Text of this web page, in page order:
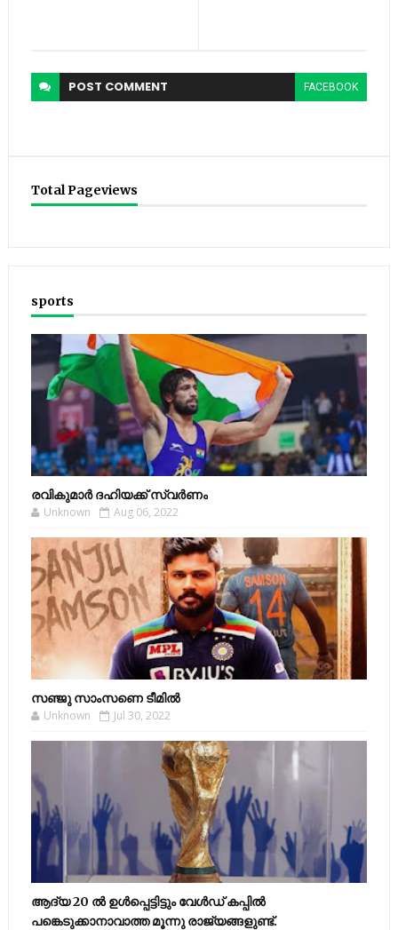
POST COMMENT FACEBOOK
Total Pageviews
sports
രവികുമാര്‍ ദഹിയക്ക് സ്വര്‍ണം
Unknown Aug 06, 2022
സഞ്ജു സാംസണെ ടീമില്‍
Unknown Jul 30, 2022
ആദ്യ 20 ല്‍ ഉള്‍പ്പെട്ടിട്ടും വേള്‍ഡ് കപ്പില്‍
പങ്കെടുക്കാനാവാത്ത മൂന്നു രാജ്യങ്ങളുണ്ട്.